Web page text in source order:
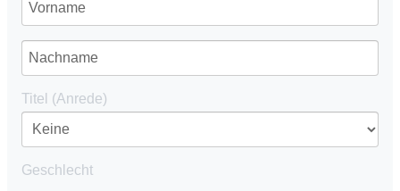
Titel (Anrede)
Geschlecht